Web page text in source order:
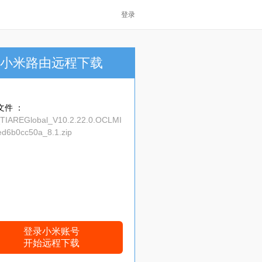
登录
小米路由远程下载
件 ：
登录小米账号
开始远程下载